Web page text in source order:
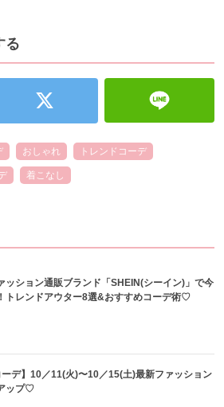
る
おしゃれ トレンドコーデ
着こなし
ッション通販ブランド「SHEIN(シーイン)」で今
トレンドアウター8選&おすすめコーデ術♡
ーデ】10／11(火)〜10／15(土)最新ファッション
ップ♡